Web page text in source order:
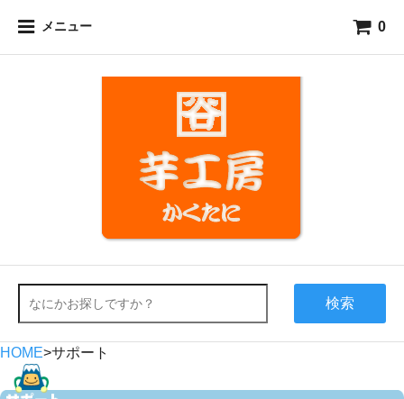
メニュー 0
検索
HOME>サポート